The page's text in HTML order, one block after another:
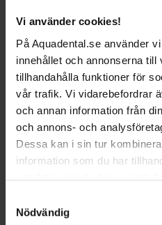
Vi använder cookies!
På Aquadental.se använder vi
innehållet och annonserna till
tillhandahålla funktioner för
vår trafik. Vi vidarebefordrar
och annan information från
och annons- och
Dessa kan i sin tur
information som du har
samlat in när du har använt
Nödvändig
Telefonnummer*
Vad gäller ditt ärende?*